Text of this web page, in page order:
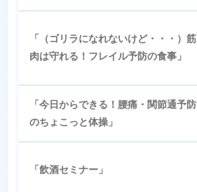
「（ゴリラになれないけど・・・）筋
肉は守れる！フレイル予防の食事」
「今日からできる！腰痛・関節通予防
のちょこっと体操」
「飲酒セミナー」